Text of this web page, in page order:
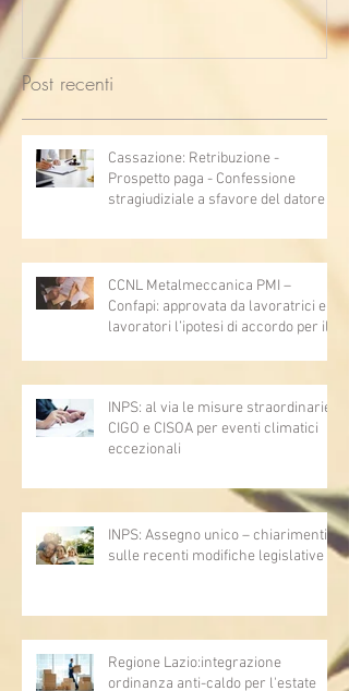
Post recenti
Cassazione: Retribuzione -
Prospetto paga - Confessione
stragiudiziale a sfavore del datore di
articoli 1362, 2697, 2730, 2732, 2734
e 2735)
CCNL Metalmeccanica PMI –
Confapi: approvata da lavoratrici e
lavoratori l’ipotesi di accordo per il
INPS: al via le misure straordinarie
CIGO e CISOA per eventi climatici
eccezionali
INPS: Assegno unico – chiarimenti
sulle recenti modifiche legislative
Regione Lazio:integrazione
ordinanza anti-caldo per l'estate